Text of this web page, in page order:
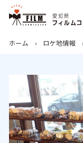
ホーム ロケ地情報